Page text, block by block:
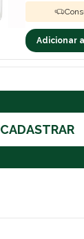
Adicionar
CADASTRAR